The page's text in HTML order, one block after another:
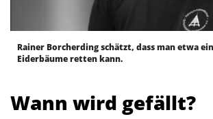
Rainer Borcherding schätzt, dass man etwa
Eiderbäume retten kann.
Wann wird gefällt?